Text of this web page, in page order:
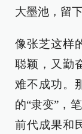
大墨池，留
像张芝这样
聪颖，又勤
难不成功。
的“隶变”，
前代成果和